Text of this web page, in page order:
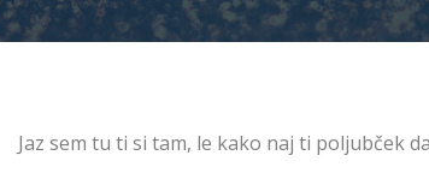
Jaz sem tu ti si tam, le kako naj ti poljubček